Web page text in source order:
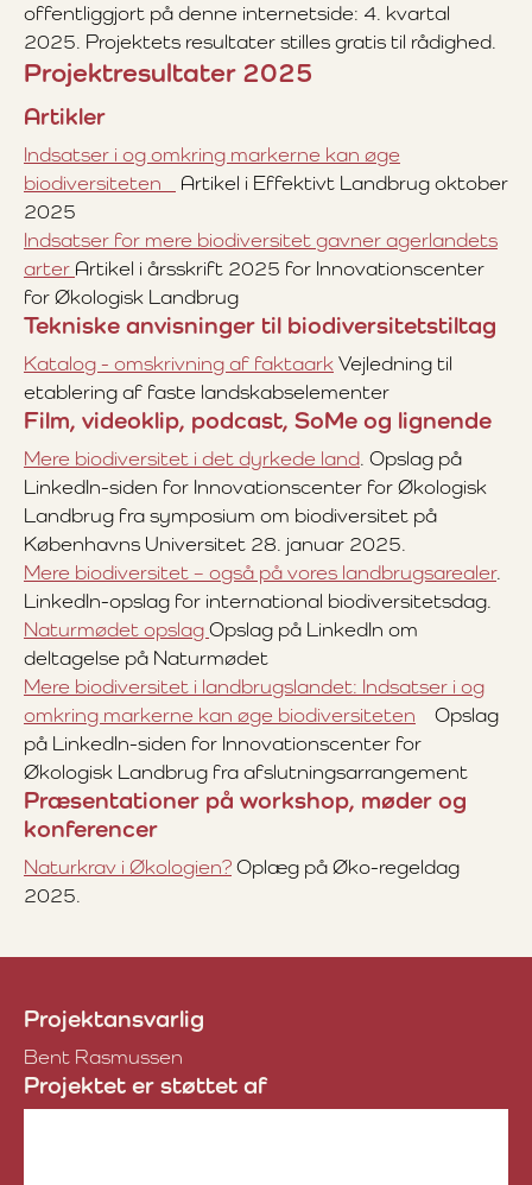
offentliggjort på denne internetside: 4. kvartal
2025. Projektets resultater stilles gratis til rådighed.
Projektresultater 2025
Artikler
Indsatser i og omkring markerne kan øge
biodiversiteten
Artikel i Effektivt Landbrug oktober
2025
Indsatser for mere biodiversitet gavner agerlandets
arter Artikel i årsskrift 2025 for Innovationscenter
for Økologisk Landbrug
Tekniske anvisninger til biodiversitetstiltag
Katalog - omskrivning af faktaark Vejledning til
etablering af faste landskabselementer
Film, videoklip, podcast, SoMe og lignende
Mere biodiversitet i det dyrkede land. Opslag på
LinkedIn-siden for Innovationscenter for Økologisk
Landbrug fra symposium om biodiversitet på
Københavns Universitet 28. januar 2025.
Mere biodiversitet – også på vores landbrugsarealer.
LinkedIn-opslag for international biodiversitetsdag.
Naturmødet opslag Opslag på LinkedIn om
deltagelse på Naturmødet
Mere biodiversitet i landbrugslandet: Indsatser i og
omkring markerne kan øge biodiversiteten Opslag
på LinkedIn-siden for Innovationscenter for
Økologisk Landbrug fra afslutningsarrangement
Præsentationer på workshop, møder og
konferencer
Naturkrav i Økologien? Oplæg på Øko-regeldag
2025.
Projektansvarlig
Bent Rasmussen
Projektet er støttet af